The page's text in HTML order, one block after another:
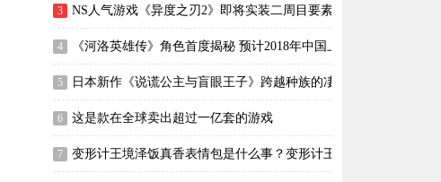
3 NS人气游戏《异度之刃2》即将实装二周目要素
4 《河洛英雄传》角色首度揭秘 预计2018年中国上市
5 日本新作《说谎公主与盲眼王子》跨越种族的凄美黑色童话
6 这是款在全球卖出超过一亿套的游戏
7 变形计王境泽饭真香表情包是什么事？变形计王境泽是谁？